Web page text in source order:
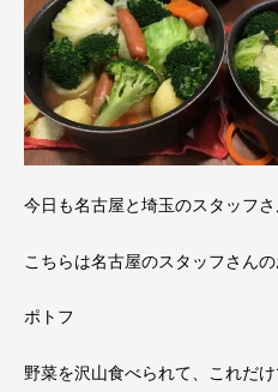
今日も名古屋と埼玉のスタッフ
こちらは名古屋のスタッフさん
ポトフ
野菜を沢山食べられて、これだ